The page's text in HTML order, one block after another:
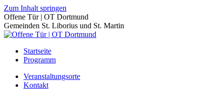
Zum Inhalt springen
Offene Tür | OT Dortmund
Gemeinden St. Liborius und St. Martin
Startseite
Programm
Veranstaltungsorte
Kontakt